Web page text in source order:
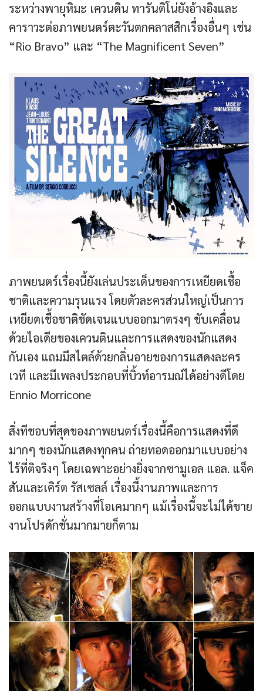
ระหว่างพายุหิมะ เควนติน ทารันติโน่ยังอ้างอิงและ
คาราวะต่อภาพยนตร์ตะวันตกคลาสสิกเรื่องอื่นๆ เช่น
“Rio Bravo” และ “The Magnificent Seven”
ภาพยนตร์เรื่องนี้ยังเล่นประเด็นของการเหยียดเชื้อ
ชาติและความรุนแรง โดยตัวละครส่วนใหญ่เป็นการ
เหยียดเชื้อชาติชัดเจนแบบออกมาตรงๆ ขับเคลื่อน
ด้วยไอเดียของเควนตินและการแสดงของนักแสดง
กันเอง แถมมีสไตล์ด้วยกลิ่นอายของการแสดงละคร
เวที และมีเพลงประกอบที่บิ้วท์อารมณ์ได้อย่างดีโดย
Ennio Morricone
สิ่งทีชอบที่สุดของภาพยนตร์เรื่องนี้คือการแสดงที่ดี
มากๆ ของนักแสดงทุกคน ถ่ายทอดออกมาแบบอย่าง
ไร้ที่ติจริงๆ โดยเฉพาะอย่างยิ่งจากซามูเอล แอล. แจ็ค
สันและเคิร์ต รัสเซลล์ เรื่องนี้งานภาพและการ
ออกแบบงานสร้างที่โอเคมากๆ แม้เรื่องนี้จะไม่ได้ขาย
งานโปรดักชั่นมากมายก็ตาม